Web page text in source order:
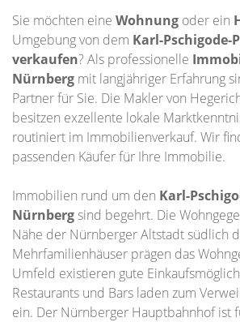
Sie möchten eine Wohnung oder ein
Umgebung von dem Karl-Pschigode-
verkaufen? Als professionelle
Nürnberg mit langjähriger Erfahrung
Partner für Sie. Die Makler von
besitzen exzellente lokale
routiniert im Immobilienverkauf. Wir
passenden Käufer für Ihre Immobilie.
Immobilien rund um den Karl-
Nürnbergsind begehrt. Die
Nähe der Nürnberger Altstadt südlich
Mehrfamilienhäuser prägen das
Umfeld existieren gute
Restaurants und Bars laden zum
ein. Der Nürnberger Hauptbahnhof ist